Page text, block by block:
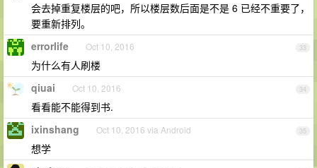
会去掉重复楼层的吧，所以楼层数后面是不是 6 已经不重要了，
要重新排列。
33
errorlife Oct 10, 2016
为什么有人刷楼
34
qiuai Oct 10, 2016
看看能不能得到书.
35
ixinshang Oct 10, 2016 via Android
想学